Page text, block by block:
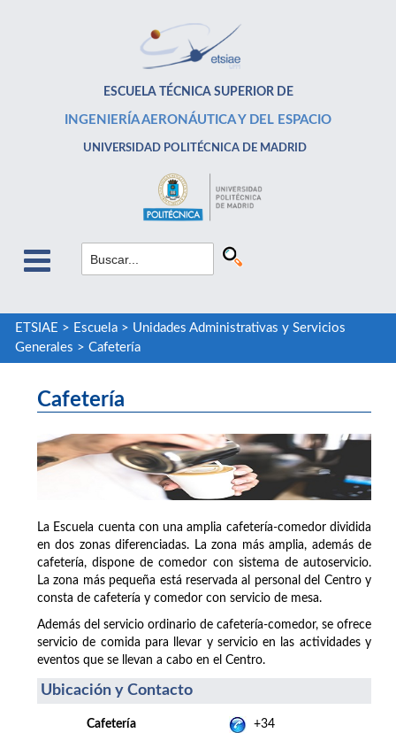
ESCUELA TÉCNICA SUPERIOR DE
INGENIERÍA AERONÁUTICA Y DEL ESPACIO
UNIVERSIDAD POLITÉCNICA DE MADRID
ETSIAE > Escuela> Unidades Administrativas y Servicios
Generales > Cafetería
Cafetería
La Escuela cuenta con una amplia cafetería-comedor dividida
en dos zonas diferenciadas. La zona más amplia, además de
cafetería, dispone de comedor con sistema de autoservicio.
La zona más pequeña está reservada al personal del Centro y
consta de cafetería y comedor con servicio de mesa.
Además del servicio ordinario de cafetería-comedor, se ofrece
servicio de comida para llevar y servicio en las actividades y
eventos que se llevan a cabo en el Centro.
Ubicación y Contacto
Cafetería
+34